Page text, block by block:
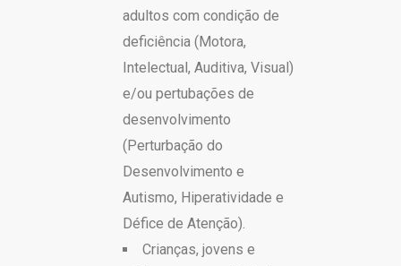
adultos com condição de
deficiência (Motora,
Intelectual, Auditiva, Visual)
e/ou pertubações de
desenvolvimento
(Perturbação do
Desenvolvimento e
Autismo, Hiperatividade e
Défice de Atenção).
Crianças, jovens e